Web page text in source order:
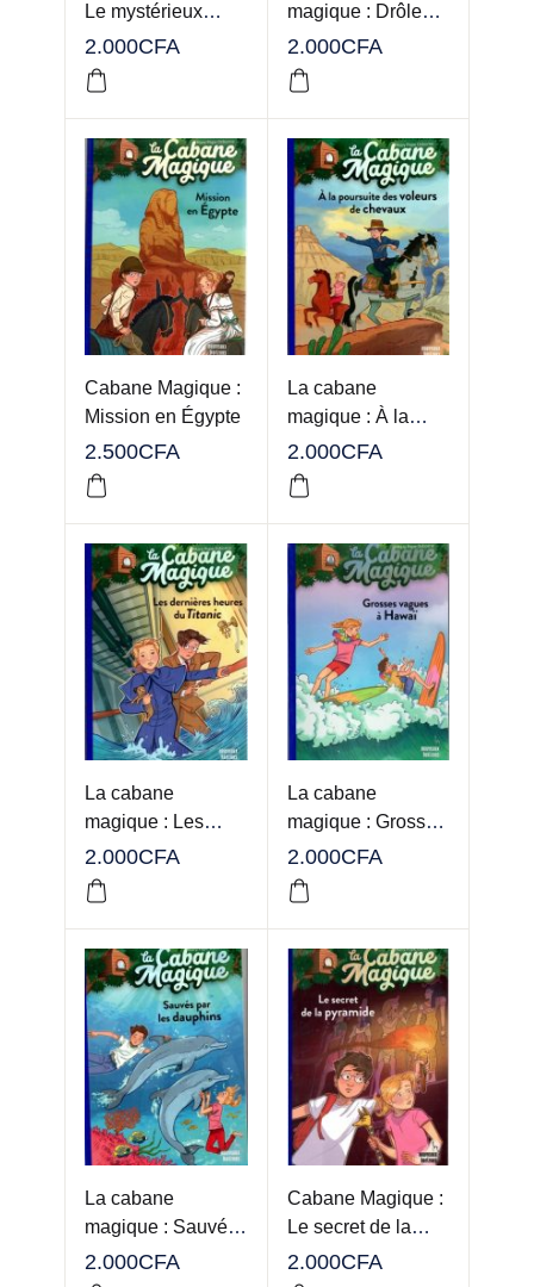
Le mystérieux
chevalier
2.000CFA
magique : Drôles
de rencontres en
Amérique
2.000CFA
Cabane Magique :
Mission en Égypte
2.500CFA
La cabane
magique : À la
poursuite des
voleurs de
chevaux
2.000CFA
La cabane
magique : Les
dernières heures
du Titanic
2.000CFA
La cabane
magique : Grosses
vagues à Hawaï
2.000CFA
La cabane
magique : Sauvés
par les dauphins
2.000CFA
Cabane Magique :
Le secret de la
pyramide
2.000CFA